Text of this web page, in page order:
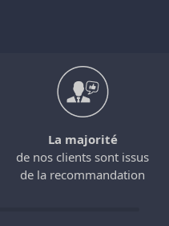
La majorité
de nos clients sont issus
de la recommandation